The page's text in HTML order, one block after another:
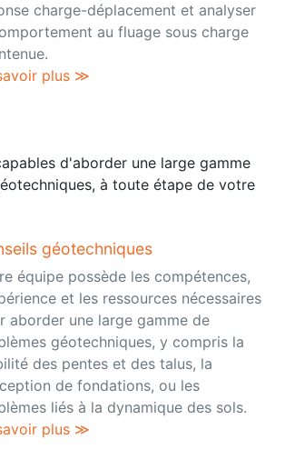
charge-déplacement et analyser
au fluage sous charge
plus ≫
d'aborder une large gamme
à toute étape de votre
géotechniques
équipe possède les compétences,
et les ressources nécessaires
aborder une large gamme de
géotechniques, y compris la
des pentes et des talus, la
de fondations, ou les
liés à la dynamique des sols.
plus ≫